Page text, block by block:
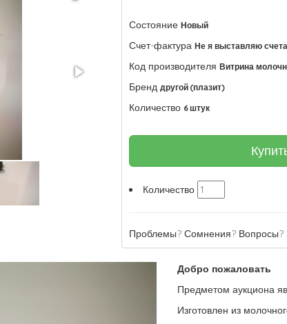
Состояние Новый
Счет-фактура Не я выставляю
Код производителя Витрина
Бренд другой (плазит)
Количество 6 штук
Количество
Проблемы? Сомнения? Вопросы?
Добро пожаловать
Предметом аукциона
Изготовлен из